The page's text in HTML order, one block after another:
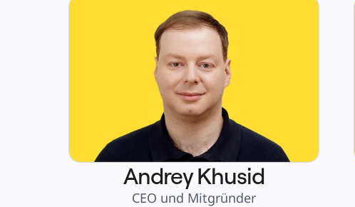
Andrey Khusid
CEO und Mitgründer